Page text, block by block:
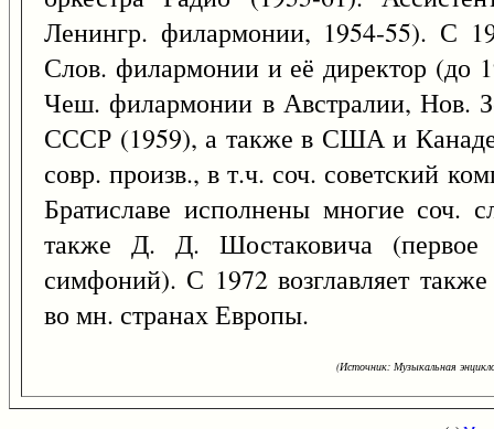
Ленингр. филармонии, 1954-55). С
Слов. филармонии и её директор (до
Чеш. филармонии в Австралии, Нов.
СССР (1959), а также в США и Канаде
совр. произв., в т.ч. соч. советский
Братиславе исполнены многие соч.
также Д. Д. Шостаковича
симфоний). С 1972 возглавляет
во мн. странах Европы.
(Источник: Музыкальная